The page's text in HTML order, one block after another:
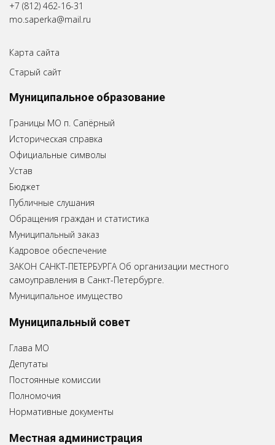
+7 (812) 462-16-31
mo.saperka@mail.ru
Карта сайта
Старый сайт
Муниципальное образование
Границы МО п. Сапёрный
Историческая справка
Официальные символы
Устав
Бюджет
Публичные слушания
Обращения граждан и статистика
Муниципальный заказ
Кадровое обеспечение
ЗАКОН САНКТ-ПЕТЕРБУРГА Об организации местного
самоуправления в Санкт-Петербурге.
Муниципальное имущество
Муниципальный совет
Глава МО
Депутаты
Постоянные комиссии
Полномочия
Нормативные документы
Местная администрация